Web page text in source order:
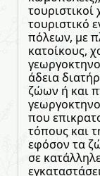
τουριστικό
πόλεων, με
κατοίκους,
άδεια
ζώων ή και
που
τόπους και
εφόσον τα
σε